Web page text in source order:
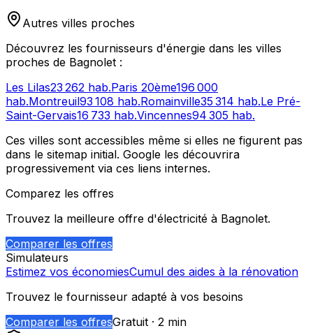
Autres villes proches
Découvrez les fournisseurs d'énergie dans les villes
proches de Bagnolet :
Les Lilas23 262 hab.Paris 20ème196 000
hab.Montreuil93 108 hab.Romainville35 314 hab.Le Pré-
Saint-Gervais16 733 hab.Vincennes94 305 hab.
Ces villes sont accessibles même si elles ne figurent pas
dans le sitemap initial. Google les découvrira
progressivement via ces liens internes.
Comparez les offres
Trouvez la meilleure offre d'électricité à Bagnolet.
Comparer les offres
Simulateurs
Estimez vos économiesCumul des aides à la rénovation
Trouvez le fournisseur adapté à vos besoins
Comparer les offresGratuit · 2 min